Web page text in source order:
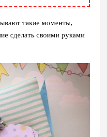
такие моменты,
сделать своими руками